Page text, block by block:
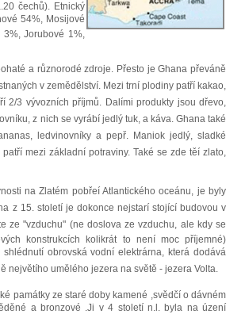
čechů). Etnický
54%, Mosijové
3%, Jorubové 1%,
a různorodé zdroje. Přesto je Ghana převáně
v zemědělství. Mezi trní plodiny patří kakao,
2/3 vývozních příjmů. Dalími produkty jsou dřevo,
z nich se vyrábí jedlý tuk, a káva. Ghana také
ledvinovníky a pepř. Maniok jedlý, sladké
mezi základní potraviny. Také se zde těí zlato,
na Zlatém pobřeí Atlantického oceánu, je byly
z 15. století je dokonce nejstarí stojící budovou v
ze "vzduchu" (ne doslova ze vzduchu, ale kdy se
konstrukcích kolikrát to není moc příjemné)
obrovská vodní elektrárna, která dodává
umělého jezera na světě - jezera Volta.
památky ze staré doby kamené ,svědčí o dávném
a bronzové .Ji v 4 století n.l. byla na úzení